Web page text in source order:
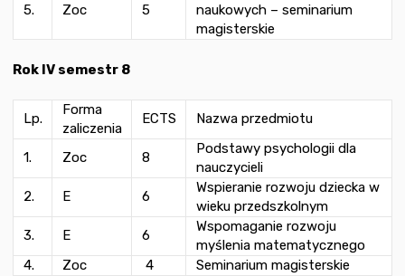
5. Zoc 5
naukowych – seminarium
magisterskie
Rok IV semestr 8
Lp.
Forma
zaliczenia
ECTS Nazwa przedmiotu
1. Zoc 8
Podstawy psychologii dla
nauczycieli
2.
E 6
Wspieranie rozwoju dziecka w
wieku przedszkolnym
3.
E 6
Wspomaganie rozwoju
myślenia matematycznego
4.
Zoc 4
Seminarium magisterskie